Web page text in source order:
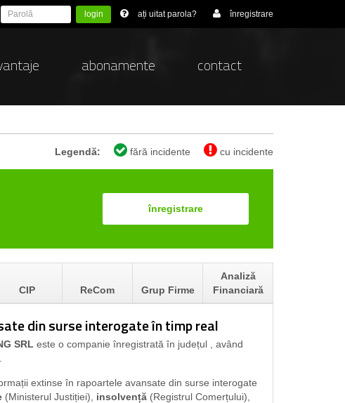
login ați uitat parola? înregistrare
abonamente contact
Legendă: fără incidente cu incidente
înregistrare
CIP ReCom Grup Firme
Analiză
Financiară
din surse interogate în timp real
SRL este o companie înregistrată în județul
, având
extinse în rapoartele avansate din surse interogate
(Ministerul Justiției), insolvență (Registrul Comerțului),